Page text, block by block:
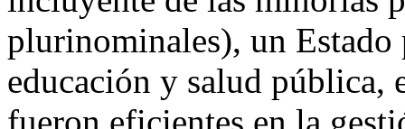
plurinominales), un Estado
educación y salud pública,
fueron eficientes en la